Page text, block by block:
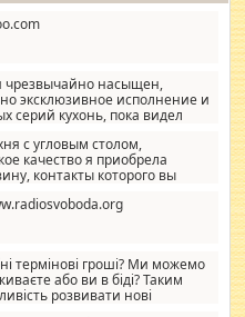
чрезвычайно насыщен,
эксклюзивное исполнение и
серий кухонь, пока видел
и что главное -
наворотов удорожающих
с угловым столом,
качество я приобрела
контакты которого вы
термінові гроші? Ми можемо
або ви в біді? Таким
розвивати нові